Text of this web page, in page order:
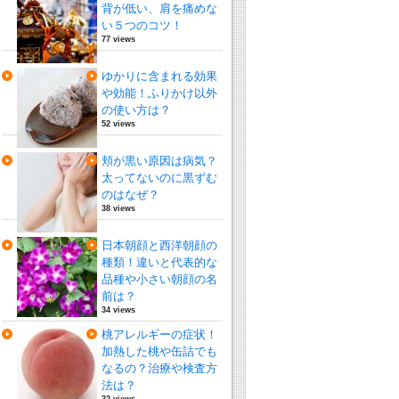
背が低い、肩を痛めな
い５つのコツ！
77 views
ゆかりに含まれる効果
や効能！ふりかけ以外
の使い方は？
52 views
頬が黒い原因は病気？
太ってないのに黒ずむ
のはなぜ？
38 views
日本朝顔と西洋朝顔の
種類！違いと代表的な
品種や小さい朝顔の名
前は？
34 views
桃アレルギーの症状！
加熱した桃や缶詰でも
なるの？治療や検査方
法は？